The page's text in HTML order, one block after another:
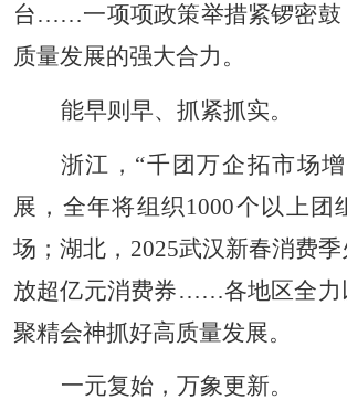
台……一项项政策举措紧锣密鼓
质量发展的强大合力。
能早则早、抓紧抓实。
浙江，“千团万企拓市场
展，全年将组织1000个以上团
场；湖北，2025武汉新春消费
放超亿元消费券……各地区全力
聚精会神抓好高质量发展。
一元复始，万象更新。